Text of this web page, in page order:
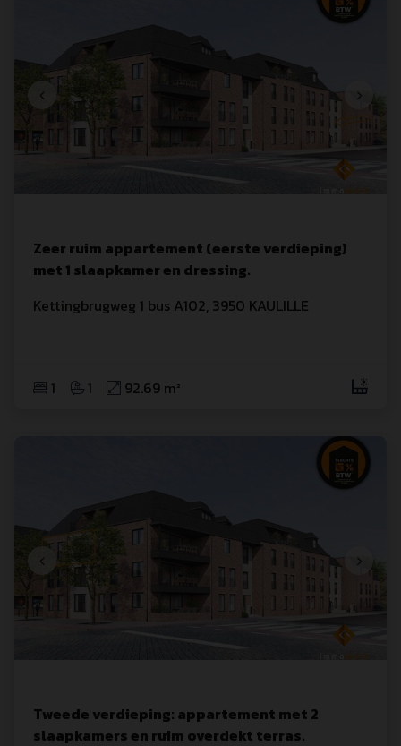
Zeer ruim appartement (eerste verdieping)
met 1 slaapkamer en dressing.
Kettingbrugweg 1 bus A102, 3950 KAULILLE
1 1 92.69 m²
Tweede verdieping: appartement met 2
slaapkamers en ruim overdekt terras.